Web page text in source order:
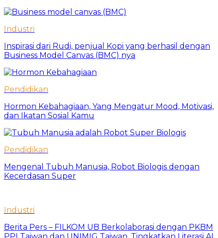
Industri
Inspirasi dari Rudi, penjual Kopi yang berhasil dengan
Business Model Canvas (BMC) nya
Pendidikan
Hormon Kebahagiaan, Yang Mengatur Mood, Motivasi,
dan Ikatan Sosial Kamu
Pendidikan
Mengenal Tubuh Manusia, Robot Biologis dengan
Kecerdasan Super
Industri
Berita Pers – FILKOM UB Berkolaborasi dengan PKBM